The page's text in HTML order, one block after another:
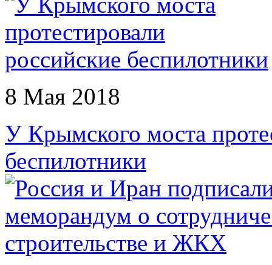
8 Мая 2018
У Крымского моста
беспилотники